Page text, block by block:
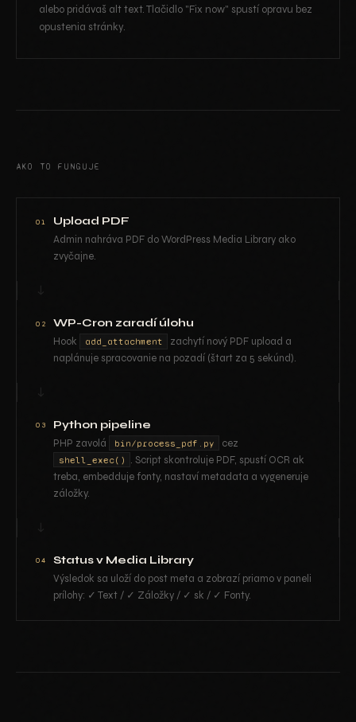
alebo pridávaš alt text. Tlačidlo "Fix now" spustí opravu bez
opustenia stránky.
AKO TO FUNGUJE
01 Upload PDF
Admin nahráva PDF do WordPress Media Library ako
zvyčajne.
02 WP-Cron zaradí úlohu
Hook add_attachment
zachytí nový PDF upload a
naplánuje spracovanie na pozadí (štart za 5 sekúnd).
03 Python pipeline
PHP zavolá bin/process_pdf.py cez
shell_exec()
. Script skontroluje PDF, spustí OCR ak
treba, embedduje fonty, nastaví metadata a vygeneruje
záložky.
04 Status v Media Library
Výsledok sa uloží do post meta a zobrazí priamo v paneli
prílohy: ✓ Text / ✓ Záložky / ✓ sk / ✓ Fonty.